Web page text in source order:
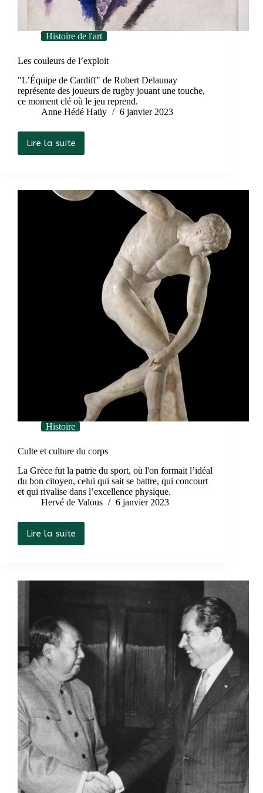
Histoire de l'art
Les couleurs de l’exploit
"L’Équipe de Cardiff" de Robert Delaunay
représente des joueurs de rugby jouant une touche,
ce moment clé où le jeu reprend.
Anne Hédé Haüy
6 janvier 2023
Lire la suite
Les
couleurs
Histoire
Culte et culture du corps
La Grèce fut la patrie du sport, où l'on formait l’idéal
du bon citoyen, celui qui sait se battre, qui concourt
et qui rivalise dans l’excellence physique.
Hervé de Valous
6 janvier 2023
Lire la suite
Culte
et
corps